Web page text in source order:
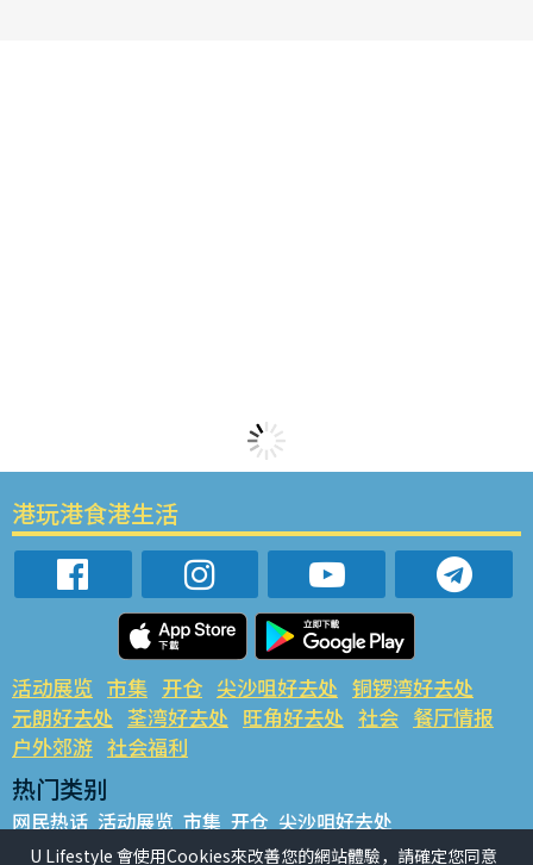
港玩港食港生活
活动展览 市集 开仓 尖沙咀好去处 铜锣湾好去处
元朗好去处 荃湾好去处 旺角好去处 社会 餐厅情报
户外郊游 社会福利
热门类别
网民热话 活动展览 市集 开仓 尖沙咀好去处
铜锣湾好去处 元朗好去处 荃湾好去处 旺角好去处 社会
U Lifestyle 會使用Cookies來改善您的網站體驗，請確定您同意